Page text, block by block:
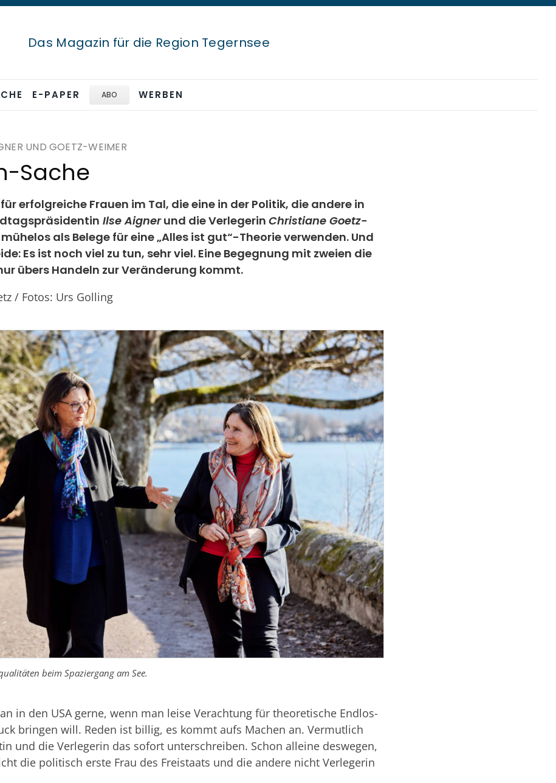
Das Magazin für die Region Tegernsee
E-PAPER ABO WERBEN
UND GOETZ-WEIMER
Sache
für erfolgreiche Frauen im Tal, die eine in der Politik, die andere in
Ilse Aignerund die Verlegerin Christiane Goetz-
als Belege für eine „Alles ist gut“-Theorie verwenden. Und
Es ist noch viel zu tun, sehr viel. Eine Begegnung mit zweien die
übers Handeln zur Veränderung kommt.
/ Fotos: Urs Golling
beim Spaziergang am See.
in den USA gerne, wenn man leise Verachtung für theoretische Endlos-
bringen will. Reden ist billig, es kommt aufs Machen an. Vermutlich
und die Verlegerin das sofort unterschreiben. Schon alleine deswegen,
die politisch erste Frau des Freistaats und die andere nicht Verlegerin